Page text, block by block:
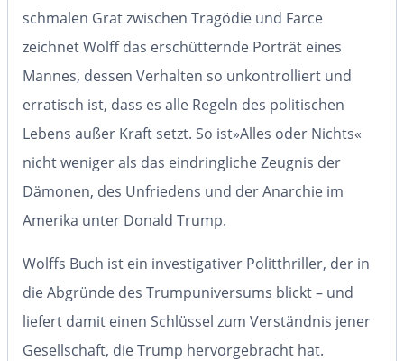
schmalen Grat zwischen Tragödie und Farce
zeichnet Wolff das erschütternde Porträt eines
Mannes, dessen Verhalten so unkontrolliert und
erratisch ist, dass es alle Regeln des politischen
Lebens außer Kraft setzt. So ist»Alles oder Nichts«
nicht weniger als das eindringliche Zeugnis der
Dämonen, des Unfriedens und der Anarchie im
Amerika unter Donald Trump.
Wolffs Buch ist ein investigativer Politthriller, der in
die Abgründe des Trumpuniversums blickt – und
liefert damit einen Schlüssel zum Verständnis jener
Gesellschaft, die Trump hervorgebracht hat.